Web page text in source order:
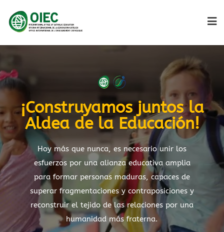
¡Construyamos juntos la
Aldea de la Educación!
Hoy más que nunca, es necesario unir los
esfuerzos por una alianza educativa amplia
para formar personas maduras, capaces de
superar fragmentaciones y contraposiciones y
reconstruir el tejido de las relaciones por una
humanidad más fraterna.